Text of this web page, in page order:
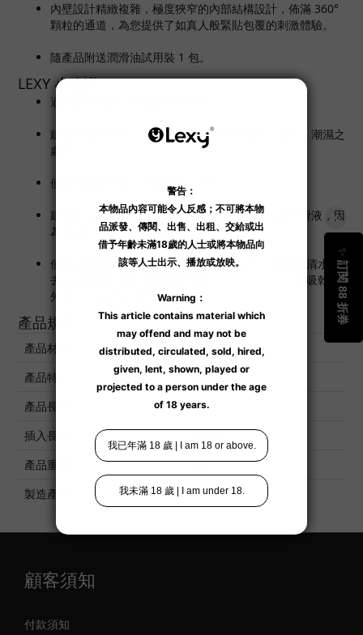
內壁設計精緻複雜，極度狹窄的內部結構設計，佈滿 360°
顆粒的通道，為您提供了如真人般緊貼包覆的刺激體驗。
隨產品附送潤滑油試用裝 1 包。
LEXY 小建議
適當保養內膠，可重覆多次使用。
建議收納於陰涼之處所，避免陽光直接曝曬、高溫、潮濕之
處所。
使用時如有不適，請立即停止使用。
建議配合水溶性的潤滑液使用；避免使用矽性的潤滑液，因
為會損耗產品上的矽膠表層。
使用後建議配用男士玩具清潔產品作清洗，然後以清水除
去清潔物質及使用自慰器專用的
幫助吸乾內
外水份，保持清潔乾爽。
產品規格
產品材質
親膚矽膠
產品特性
非貫通型
產品長度
13 cm
插入長度
12 cm
產品重量
293 g
製造產地
中國
顧客須知
付款須知